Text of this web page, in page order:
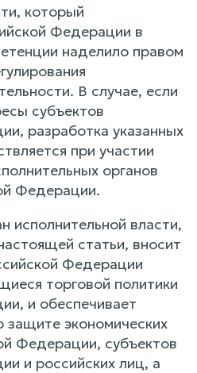
который
Федерации в
наделило правом
В случае, если
субъектов
разработка указанных
при участии
органов
Федерации.
исполнительной власти,
статьи, вносит
Федерации
торговой политики
и обеспечивает
экономических
Федерации, субъектов
и российских лиц, а